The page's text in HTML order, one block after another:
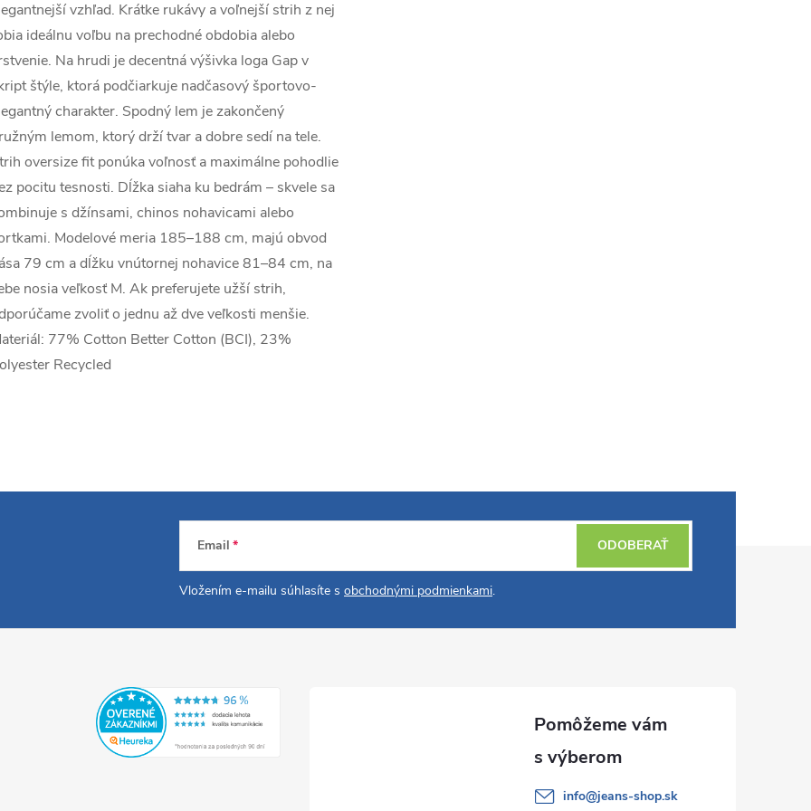
vzhľad. Krátke rukávy a voľnejší strih z nej
ideálnu voľbu na prechodné obdobia alebo
Na hrudi je decentná výšivka loga Gap v
štýle, ktorá podčiarkuje nadčasový športovo-
charakter. Spodný lem je zakončený
lemom, ktorý drží tvar a dobre sedí na tele.
oversize fit ponúka voľnosť a maximálne pohodlie
pocitu tesnosti. Dĺžka siaha ku bedrám – skvele sa
s džínsami, chinos nohavicami alebo
Modelové meria 185–188 cm, majú obvod
79 cm a dĺžku vnútornej nohavice 81–84 cm, na
nosia veľkosť M. Ak preferujete užší strih,
zvoliť o jednu až dve veľkosti menšie.
77% Cotton Better Cotton (BCI), 23%
Recycled
Email
Vložením e-mailu súhlasíte s obchodnými podmienkami.
ODOBERAŤ
info@jeans-shop.sk